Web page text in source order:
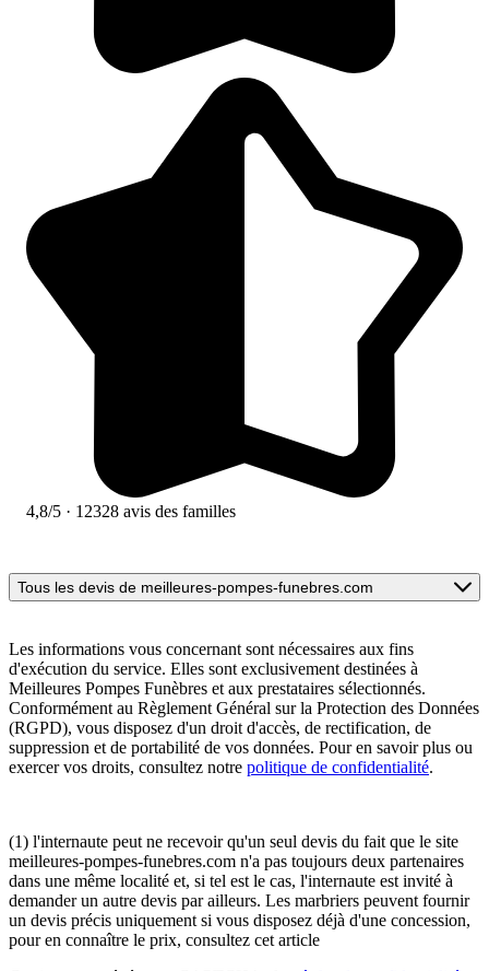
4,8/5 · 12328 avis des familles
Tous les devis de meilleures-pompes-funebres.com
Les informations vous concernant sont nécessaires aux fins
d'exécution du service. Elles sont exclusivement destinées à
Meilleures Pompes Funèbres et aux prestataires sélectionnés.
Conformément au Règlement Général sur la Protection des Données
(RGPD), vous disposez d'un droit d'accès, de rectification, de
suppression et de portabilité de vos données. Pour en savoir plus ou
exercer vos droits, consultez notre politique de confidentialité.
(1) l'internaute peut ne recevoir qu'un seul devis du fait que le site
meilleures-pompes-funebres.com n'a pas toujours deux partenaires
dans une même localité et, si tel est le cas, l'internaute est invité à
demander un autre devis par ailleurs. Les marbriers peuvent fournir
un devis précis uniquement si vous disposez déjà d'une concession,
pour en connaître le prix, consultez cet article